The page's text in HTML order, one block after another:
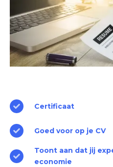
Certificaat
Goed voor op je CV
Toont aan dat jij
economie